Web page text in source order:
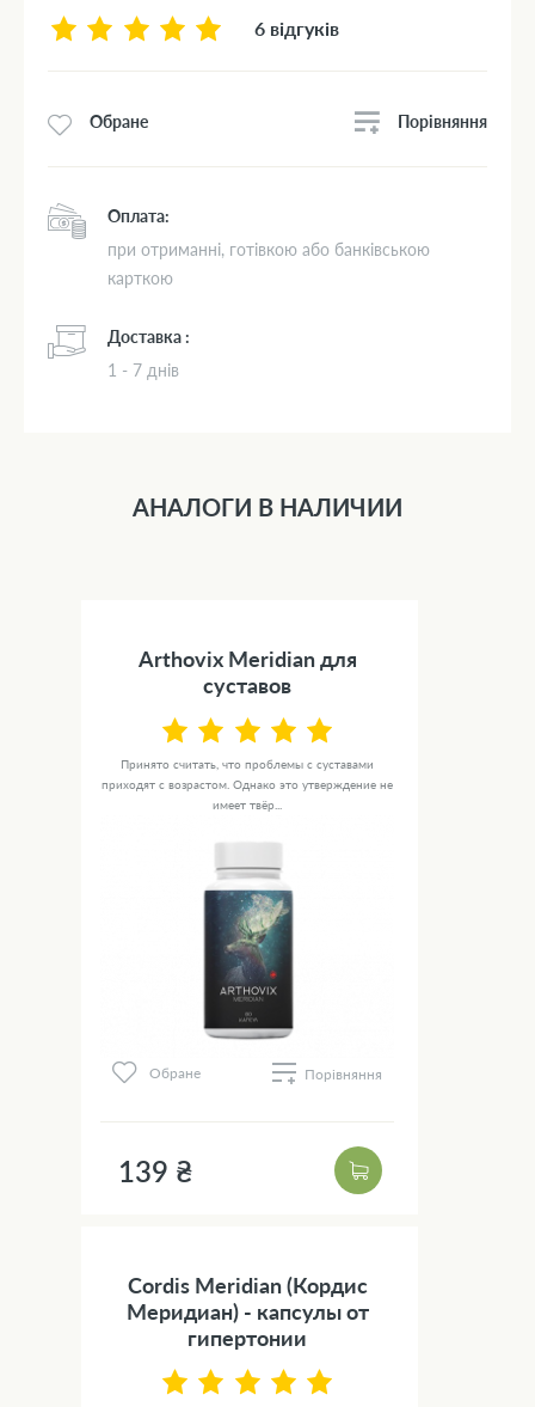
6 відгуків
Обране Порівняння
Оплата:
при отриманні, готівкою або банківською
карткою
Доставка :
1 - 7 днів
АНАЛОГИ В НАЛИЧИИ
Arthovix Meridian для
суставов
Принято считать, что проблемы с суставами
приходят с возрастом. Однако это утверждение не
имеет твёр...
Обране Порівняння
139 ₴
Cordis Meridian (Кордис
Меридиан) - капсулы от
гипертонии